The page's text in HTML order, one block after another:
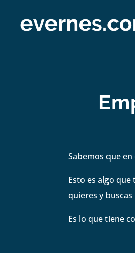
Sabemos que
Esto es algo
quieres y
Es lo que tiene